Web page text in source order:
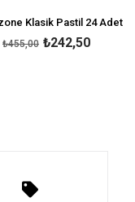
Klasik Pastil 24 Adet
₺242,50
₺455,00